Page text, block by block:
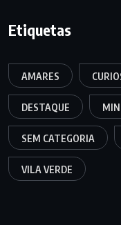
Etiquetas
AMARES
DESTAQUE
SEM CATEGORIA
VILA VERDE